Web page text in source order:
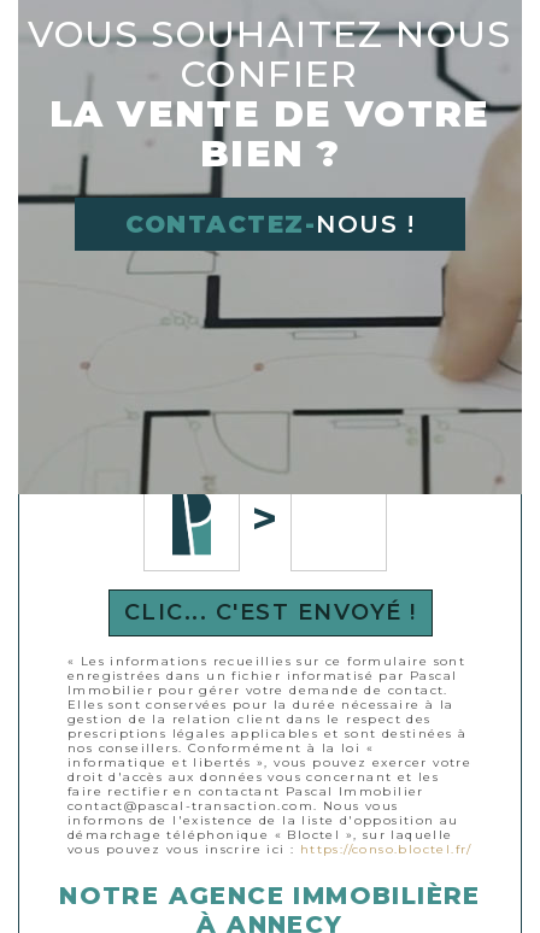
Déplacer l'image dans le cadre vide à
CLIC... C'EST ENVOYÉ !
« Les informations recueillies sur ce formulaire sont
enregistrées dans un fichier informatisé par Pascal
Immobilier pour gérer votre demande de contact.
Elles sont conservées pour la durée nécessaire à la
gestion de la relation client dans le respect des
prescriptions légales applicables et sont destinées à
nos conseillers. Conformément à la loi «
informatique et libertés », vous pouvez exercer votre
droit d'accès aux données vous concernant et les
faire rectifier en contactant Pascal Immobilier
contact@pascal-transaction.com. Nous vous
informons de l'existence de la liste d'opposition au
démarchage téléphonique « Bloctel », sur laquelle
vous pouvez vous inscrire ici : https://conso.bloctel.fr/
NOTRE AGENCE IMMOBILIÈRE
À ANNECY
VOUS SOUHAITEZ NOUS
CONFIER
LA VENTE DE VOTRE
BIEN ?
CONTACTEZ-NOUS !